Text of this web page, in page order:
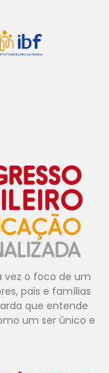
vez o foco de um
pais e famílias
que entende
um ser único e